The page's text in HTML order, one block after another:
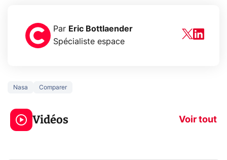
Par Eric Bottlaender
Spécialiste espace
Nasa Comparer
Vidéos Voir tout
5 générations de
jeux dans la
prochaine Xbox !
navigation